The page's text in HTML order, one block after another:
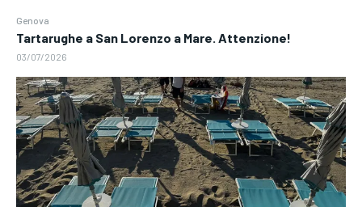
Genova
Tartarughe a San Lorenzo a Mare. Attenzione!
03/07/2026